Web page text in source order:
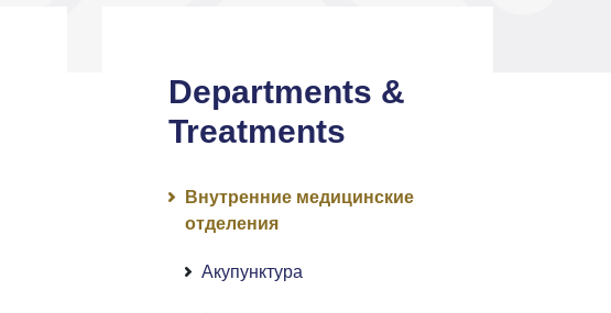
Departments &
Treatments
Внутренние медицинские
отделения
Акупунктура